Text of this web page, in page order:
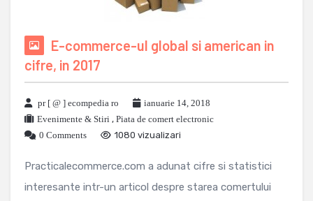
E-commerce-ul global si american in
cifre, in 2017
pr [ @ ] ecompedia ro
ianuarie 14, 2018
Evenimente & Stiri , Piata de comert electronic
0 Comments
1080 vizualizari
Practicalecommerce.com a adunat cifre si statistici
interesante intr-un articol despre starea comertului